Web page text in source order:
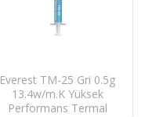
Everest TM-25 Gri 0.5g
13.4w/m.K Yüksek
Performans Termal